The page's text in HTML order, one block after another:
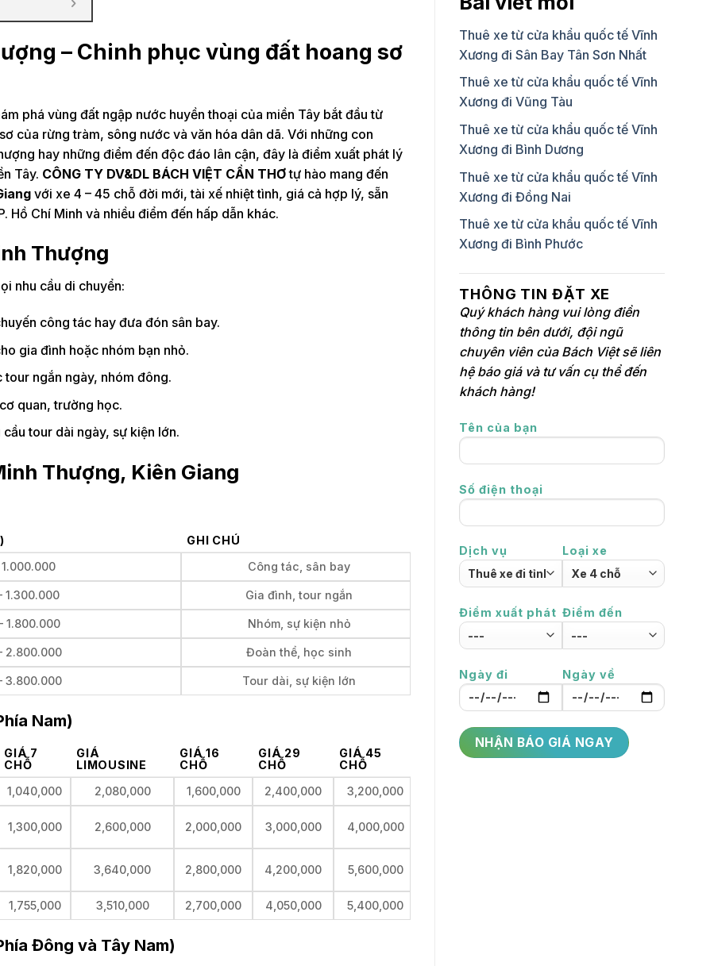
– Chinh phục vùng đất hoang sơ
phá vùng đất ngập nước huyền thoại của miền Tây bắt đầu từ
của rừng tràm, sông nước và văn hóa dân dã. Với những con
hay những điểm đến độc đáo lân cận, đây là điểm xuất phát lý
Tây. CÔNG TY DV&DL BÁCH VIỆT CẦN THƠtự hào mang đến
với xe 4 – 45 chỗ đời mới, tài xế nhiệt tình, giá cả hợp lý, sẵn
Hồ Chí Minh và nhiều điểm đến hấp dẫn khác.
Thượng
nhu cầu di chuyển:
công tác hay đưa đón sân bay.
gia đình hoặc nhóm bạn nhỏ.
ngắn ngày, nhóm đông.
quan, trường học.
tour dài ngày, sự kiện lớn.
Thượng, Kiên Giang
GHI CHÚ
Công tác, sân bay
1.300.000 Gia đình, tour ngắn
1.800.000 Nhóm, sự kiện nhỏ
2.800.000 Đoàn thể, học sinh
3.800.000 Tour dài, sự kiện lớn
Nam)
GIÁ 7
CHỖ
GIÁ
LIMOUSINE
GIÁ 16
CHỖ
GIÁ 29
CHỖ
GIÁ 45
CHỖ
1,040,000 2,080,000 1,600,000 2,400,000 3,200,000
1,300,000 2,600,000 2,000,000 3,000,000 4,000,000
1,820,000 3,640,000 2,800,000 4,200,000 5,600,000
1,755,000 3,510,000 2,700,000 4,050,000 5,400,000
Đông và Tây Nam)
Thuê xe từ cửa khẩu quốc tế Vĩnh
Xương đi Sân Bay Tân Sơn Nhất
Thuê xe từ cửa khẩu quốc tế Vĩnh
Xương đi Vũng Tàu
Thuê xe từ cửa khẩu quốc tế Vĩnh
Xương đi Bình Dương
Thuê xe từ cửa khẩu quốc tế Vĩnh
Xương đi Đồng Nai
Thuê xe từ cửa khẩu quốc tế Vĩnh
Xương đi Bình Phước
THÔNG TIN ĐẶT XE
Quý khách hàng vui lòng điền
thông tin bên dưới, đội ngũ
chuyên viên của Bách Việt sẽ liên
hệ báo giá và tư vấn cụ thể đến
khách hàng!
Tên của bạn
Số điện thoại
Dịch vụ Loại xe
Điểm xuất phát Điểm đến
Ngày đi Ngày về